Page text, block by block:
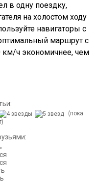
в одну поездку,
на холостом ходу
навигаторы с
маршрут с
км/ч экономичнее, чем
(пока